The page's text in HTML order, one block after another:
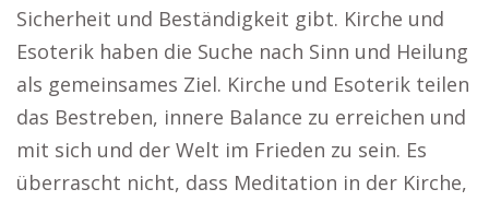
Sicherheit und Beständigkeit gibt. Kirche und
Esoterik haben die Suche nach Sinn und Heilung
als gemeinsames Ziel. Kirche und Esoterik teilen
das Bestreben, innere Balance zu erreichen und
mit sich und der Welt im Frieden zu sein. Es
überrascht nicht, dass Meditation in der Kirche,